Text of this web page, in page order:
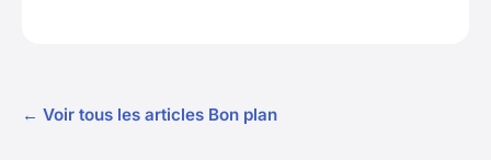
← Voir tous les articles Bon plan